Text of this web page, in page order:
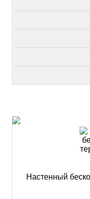
Настенный